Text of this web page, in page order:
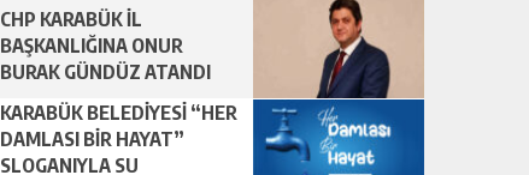
CHP KARABÜK İL
BAŞKANLIĞINA ONUR
BURAK GÜNDÜZ ATANDI
KARABÜK BELEDİYESİ “HER
DAMLASI BİR HAYAT”
SLOGANIYLA SU